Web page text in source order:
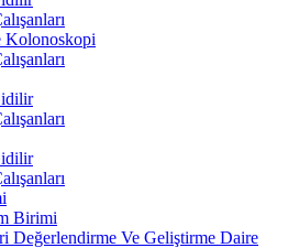
Kolonoskopi
Birimi
Değerlendirme Ve Geliştirme Daire